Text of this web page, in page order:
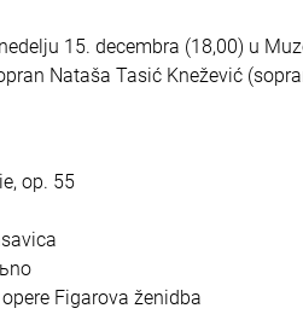
15. decembra (18,00) u
Nataša Tasić Knežević
op. 55
Figarova ženidba